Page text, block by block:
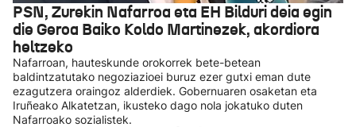
PSN, Zurekin Nafarroa eta EH Bilduri deia egin
die Geroa Baiko Koldo Martinezek, akordiora
heltzeko
Nafarroan, hauteskunde orokorrek bete-betean
baldintzatutako negoziazioei buruz ezer gutxi eman dute
ezagutzera oraingoz alderdiek. Gobernuaren osaketan eta
Iruñeako Alkatetzan, ikusteko dago nola jokatuko duten
Nafarroako sozialistek.